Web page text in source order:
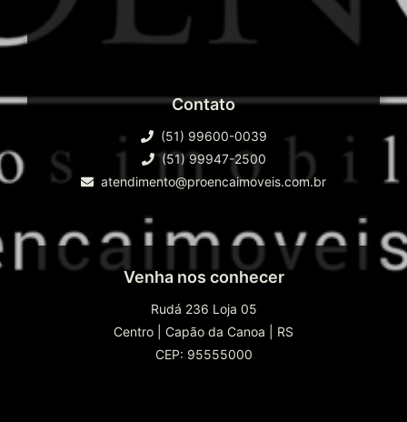
Lava pés p/ banhistas Solarium
Terraço
Contato
(51) 99600-0039
(51) 99947-2500
atendimento@proencaimoveis.com.br
Venha nos conhecer
Rudá 236 Loja 05
Centro
Capão da Canoa
RS
CEP: 95555000